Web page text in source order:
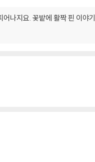
나지요. 꽃밭에 활짝 핀 이야기